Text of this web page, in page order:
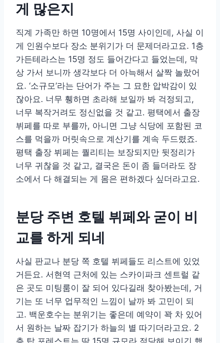
게 많은지
직계 가족만 하면 10명에서 15명 사이인데, 사실 이
게 인원수보다 장소 분위기가 더 문제더라고요. 1층
가든테라스는 15명 정도 들어간다고 들었는데, 막
상 가서 보니까 생각보다 더 아늑해서 살짝 놀랐어
요. ‘소규모’라는 단어가 주는 그 묘한 압박감이 있
잖아요. 너무 휑하면 초라해 보일까 봐 걱정되고,
너무 복작거려도 정신없을 것 같고. 평택에서 출장
뷔페를 따로 부를까, 아니면 그냥 식당에 포함된 코
스를 먹을까 머릿속으로 계산기를 계속 두드렸죠.
평택 출장 뷔페는 퀄리티는 보장되지만 뒷정리가
너무 귀찮을 것 같고, 결국은 돈이 좀 들더라도 장
소에서 다 해결되는 게 몸은 편하겠다 싶더라고요.
분당 주변 호텔 뷔페와 굳이 비
교를 하게 되네
사실 판교나 분당 쪽 호텔 뷔페들도 리스트에 있었
거든요. 서현역 근처에 있는 스카이파크 센트럴 같
은 곳도 미팅룸이 잘 되어 있다길래 찾아봤는데, 거
기는 또 너무 업무적인 느낌이 날까 봐 고민이 되
고. 백운호수는 분위기는 좋은데 예약이 꽉 차 있어
서 원하는 날짜 잡기가 하늘의 별 따기더라고요. 2